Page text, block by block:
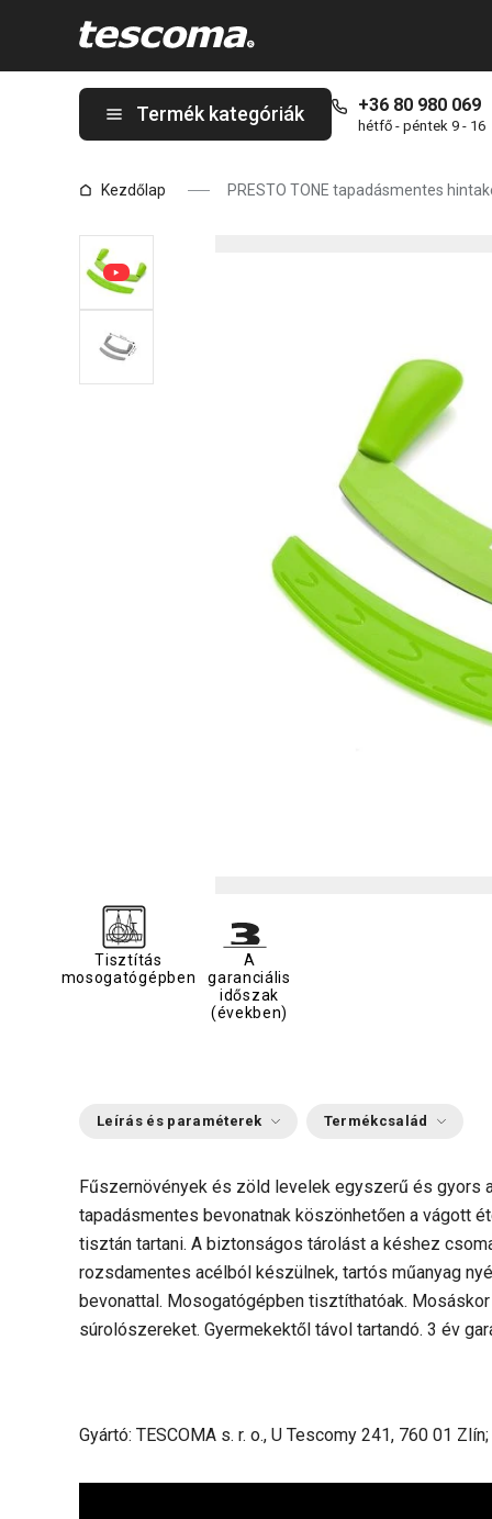
Termék kategóriák +36 80 980 069
hétfő - péntek 9 - 16
Kezdőlap PRESTO TONE tapadásmentes
Tisztítás
mosogatógépben
A
garanciális
időszak
(években)
Leírás és paraméterek Termékcsalád
Fűszernövények és zöld levelek egyszerű és gyors
tapadásmentes bevonatnak köszönhetően a vágott
tisztán tartani. A biztonságos tárolást a késhez
rozsdamentes acélból készülnek, tartós műanyag
bevonattal. Mosogatógépben tisztíthatóak.
súrolószereket. Gyermekektől távol tartandó. 3 év
Gyártó: TESCOMA s. r. o., U Tescomy 241, 760 01 Zlín;